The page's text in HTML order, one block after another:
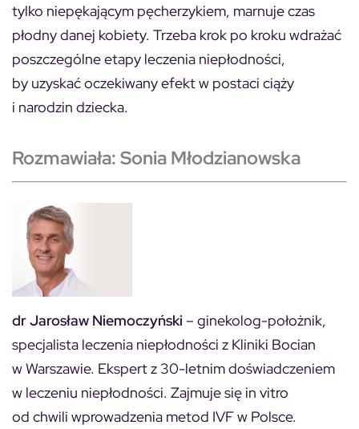
tylko niepękającym pęcherzykiem, marnuje czas
płodny danej kobiety. Trzeba krok po kroku wdrażać
poszczególne etapy leczenia niepłodności,
by uzyskać oczekiwany efekt w postaci ciąży
i narodzin dziecka.
Rozmawiała: Sonia Młodzianowska
dr Jarosław Niemoczyński – ginekolog-położnik,
specjalista leczenia niepłodności z Kliniki Bocian
w Warszawie. Ekspert z 30-letnim doświadczeniem
w leczeniu niepłodności. Zajmuje się in vitro
od chwili wprowadzenia metod IVF w Polsce.